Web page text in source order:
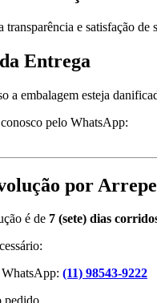
e satisfação
Entrega
a embalagem esteja
pelo WhatsApp:
por
é de 7 (sete) dias
(11) 98543-9222